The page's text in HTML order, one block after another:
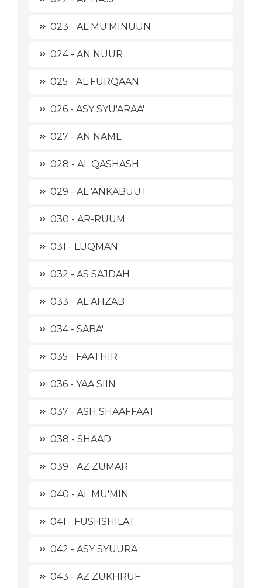
023 - AL MU'MINUUN
024 - AN NUUR
025 - AL FURQAAN
026 - ASY SYU'ARAA'
027 - AN NAML
028 - AL QASHASH
029 - AL 'ANKABUUT
030 - AR-RUUM
031 - LUQMAN
032 - AS SAJDAH
033 - AL AHZAB
034 - SABA'
035 - FAATHIR
036 - YAA SIIN
037 - ASH SHAAFFAAT
038 - SHAAD
039 - AZ ZUMAR
040 - AL MU'MIN
041 - FUSHSHILAT
042 - ASY SYUURA
043 - AZ ZUKHRUF